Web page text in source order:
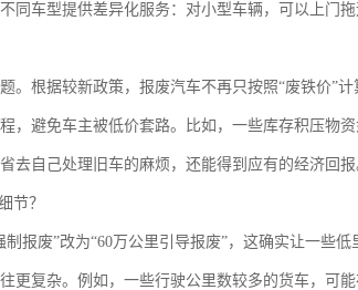
同车型提供差异化服务：对小型车辆，可以上门
。根据较新政策，报废汽车不再只按照“废铁价”
，避免车主被低价套路。比如，一些库存积压物
去自己处理旧车的麻烦，还能得到应有的经济回报
节？
报废”改为“60万公里引导报废”，这确实让一些
更复杂。例如，一些行驶公里数较多的货车，可